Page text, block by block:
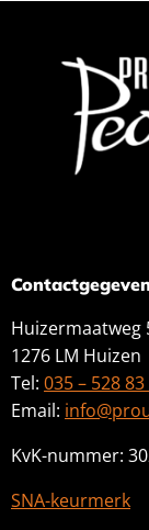
Huizermaatweg
1276 LM Huizen
Tel: 035 – 528
Email:
KvK-nummer:
SNA-keurmerk